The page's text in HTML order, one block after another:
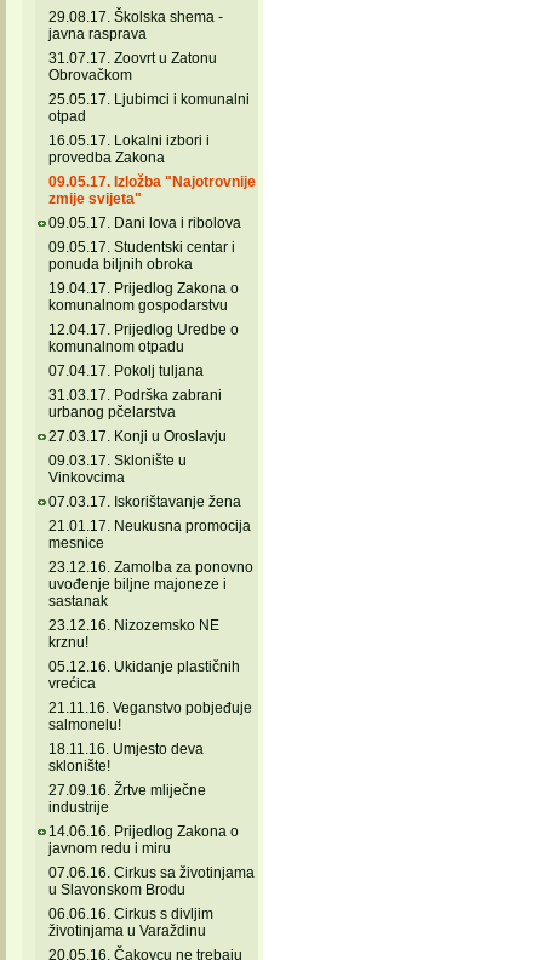
29.08.17. Školska shema -
javna rasprava
31.07.17. Zoovrt u Zatonu
Obrovačkom
25.05.17. Ljubimci i komunalni
otpad
16.05.17. Lokalni izbori i
provedba Zakona
09.05.17. Izložba "Najotrovnije
zmije svijeta"
09.05.17. Dani lova i ribolova
09.05.17. Studentski centar i
ponuda biljnih obroka
19.04.17. Prijedlog Zakona o
komunalnom gospodarstvu
12.04.17. Prijedlog Uredbe o
komunalnom otpadu
07.04.17. Pokolj tuljana
31.03.17. Podrška zabrani
urbanog pčelarstva
27.03.17. Konji u Oroslavju
09.03.17. Sklonište u
Vinkovcima
07.03.17. Iskorištavanje žena
21.01.17. Neukusna promocija
mesnice
23.12.16. Zamolba za ponovno
uvođenje biljne majoneze i
sastanak
23.12.16. Nizozemsko NE
krznu!
05.12.16. Ukidanje plastičnih
vrećica
21.11.16. Veganstvo pobjeđuje
salmonelu!
18.11.16. Umjesto deva
sklonište!
27.09.16. Žrtve mliječne
industrije
14.06.16. Prijedlog Zakona o
javnom redu i miru
07.06.16. Cirkus sa životinjama
u Slavonskom Brodu
06.06.16. Cirkus s divljim
životinjama u Varaždinu
20.05.16. Čakovcu ne trebaju